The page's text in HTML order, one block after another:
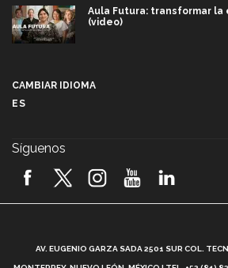
Aula Futura: transformar
(video)
2026! (video)
¿Cómo es el Modelo
CAMBIAR IDIOMA
ES
Síguenos
AV. EUGENIO GARZA SADA 2501 SUR COL.